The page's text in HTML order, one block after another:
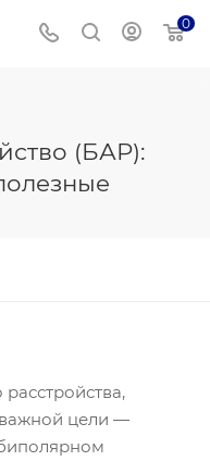
0
(БАР):
цели —